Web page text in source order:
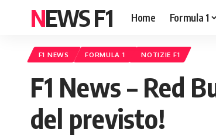
NEWS F1 Home Formula 1
F1 NEWS FORMULA 1 NOTIZIE F1
F1 News – Red
del previsto!